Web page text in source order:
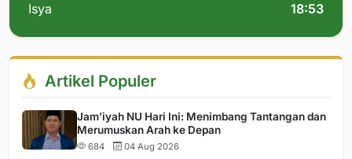
Isya
18:53
Artikel Populer
Jam’iyah NU Hari Ini: Menimbang Tantangan dan
Merumuskan Arah ke Depan
684 04 Aug 2026